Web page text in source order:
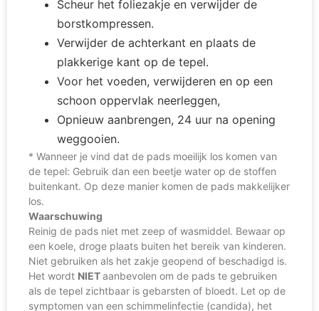
Scheur het foliezakje en verwijder de
borstkompressen.
Verwijder de achterkant en plaats de
plakkerige kant op de tepel.
Voor het voeden, verwijderen en op een
schoon oppervlak neerleggen,
Opnieuw aanbrengen, 24 uur na opening
weggooien.
* Wanneer je vind dat de pads moeilijk los komen van
de tepel: Gebruik dan een beetje water op de stoffen
buitenkant. Op deze manier komen de pads makkelijker
los.
Waarschuwing
Reinig de pads niet met zeep of wasmiddel. Bewaar op
een koele, droge plaats buiten het bereik van kinderen.
Niet gebruiken als het zakje geopend of beschadigd is.
Het wordt NIETaanbevolen om de pads te gebruiken
als de tepel zichtbaar is gebarsten of bloedt. Let op de
symptomen van een schimmelinfectie (candida), het